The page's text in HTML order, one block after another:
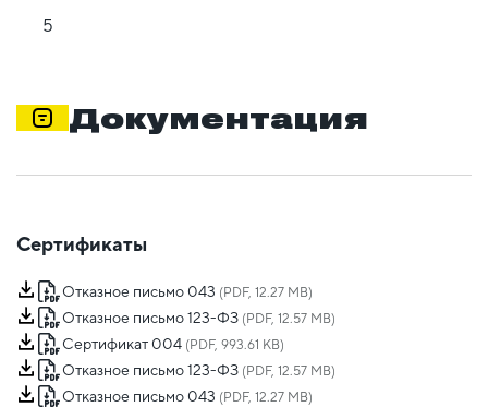
5
Документация
Сертификаты
Отказное письмо 043 (PDF, 12.27 MB)
Отказное письмо 123-ФЗ (PDF, 12.57 MB)
Сертификат 004 (PDF, 993.61 KB)
Отказное письмо 123-ФЗ (PDF, 12.57 MB)
Отказное письмо 043 (PDF, 12.27 MB)